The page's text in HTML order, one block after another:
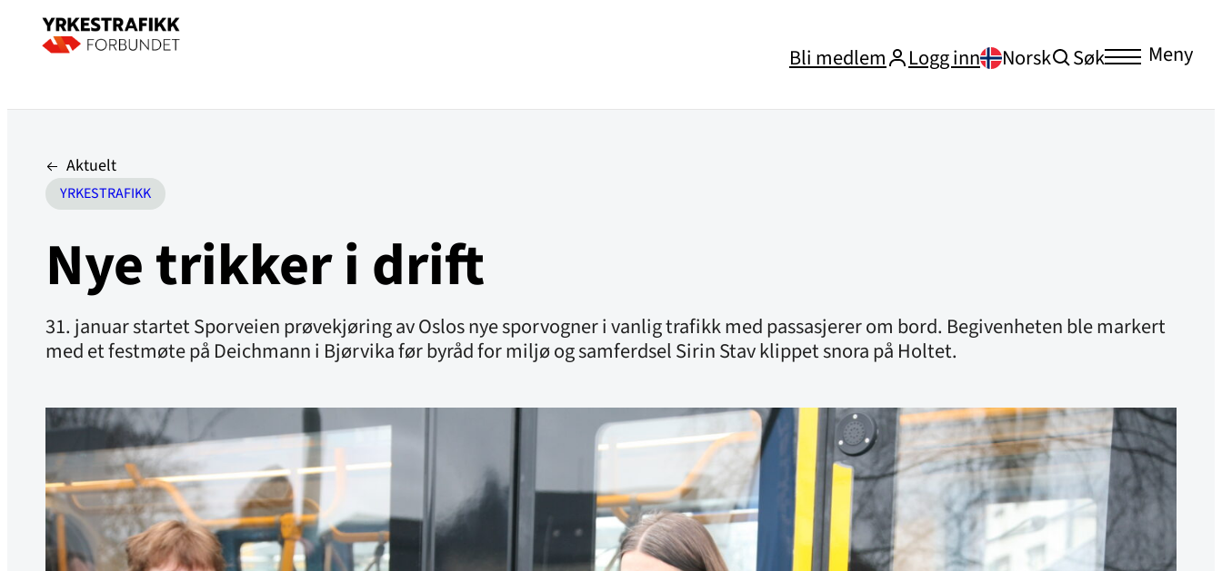
Bli medlem Logg inn Norsk Søk Meny
Aktuelt
YRKESTRAFIKK
Nye trikker i drift
31. januar startet Sporveien prøvekjøring av Oslos nye sporvogner i vanlig trafikk med passasjerer om bord. Begivenheten ble markert
med et festmøte på Deichmann i Bjørvika før byråd for miljø og samferdsel Sirin Stav klippet snora på Holtet.